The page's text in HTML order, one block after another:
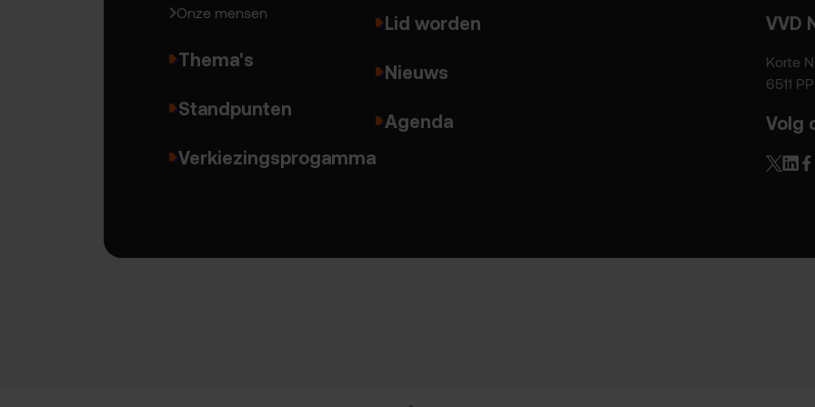
Onze mensen
Thema's
Standpunten
Verkiezingsprogamma
Lid worden
Nieuws
Agenda
VVD
Korte
6511
Volg